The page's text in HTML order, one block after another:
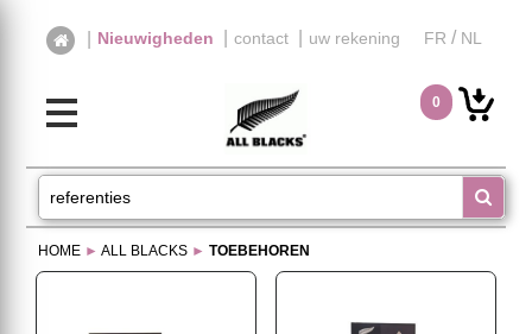
Nieuwigheden contact uw rekening FR / NL
0
HOME ► ALL BLACKS ► TOEBEHOREN